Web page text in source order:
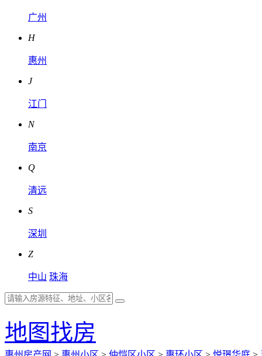
广州
H
惠州
J
江门
N
南京
Q
清远
S
深圳
Z
中山 珠海
地图找房